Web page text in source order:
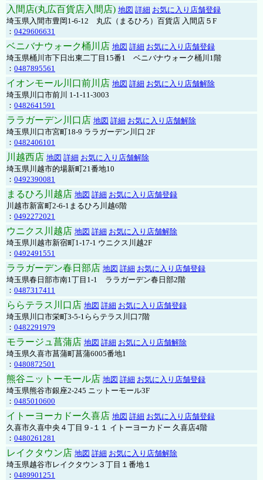
入間店(丸広百貨店入間店) 地図 詳細 お気に入り店舗登録
埼玉県入間市豊岡1-6-12 丸広（まるひろ）百貨店 入間店５F
： 0429606631
ベニバナウォーク桶川店 地図 詳細 お気に入り店舗登録
埼玉県桶川市下日出東二丁目15番1 ベニバナウォーク桶川1階
： 0487895561
イオンモール川口前川店 地図 詳細 お気に入り店舗解除
埼玉県川口市前川 1-1-11-3003
： 0482641591
ララガーデン川口店 地図 詳細 お気に入り店舗解除
埼玉県川口市宮町18-9 ララガーデン川口 2F
： 0482406101
川越西店 地図 詳細 お気に入り店舗解除
埼玉県川越市的場新町21番地10
： 0492390081
まるひろ川越店 地図 詳細 お気に入り店舗登録
川越市新富町2-6-1まるひろ川越6階
： 0492272021
ウニクス川越店 地図 詳細 お気に入り店舗解除
埼玉県川越市新宿町1-17-1 ウニクス川越2F
： 0492491551
ララガーデン春日部店 地図 詳細 お気に入り店舗登録
埼玉県春日部市南1丁目1-1 ララガーデン春日部2階
： 0487317411
ららテラス川口店 地図 詳細 お気に入り店舗登録
埼玉県川口市栄町3-5-1ららテラス川口7階
： 0482291979
モラージュ菖蒲店 地図 詳細 お気に入り店舗解除
埼玉県久喜市菖蒲町菖蒲6005番地1
： 0480872501
熊谷ニットーモール店 地図 詳細 お気に入り店舗登録
埼玉県熊谷市銀座2-245 ニットーモール3F
： 0485010600
イトーヨーカドー久喜店 地図 詳細 お気に入り店舗登録
久喜市久喜中央４丁目９-１１ イトーヨーカドー 久喜店4階
： 0480261281
レイクタウン店 地図 詳細 お気に入り店舗解除
埼玉県越谷市レイクタウン３丁目１番地１
： 0489901251